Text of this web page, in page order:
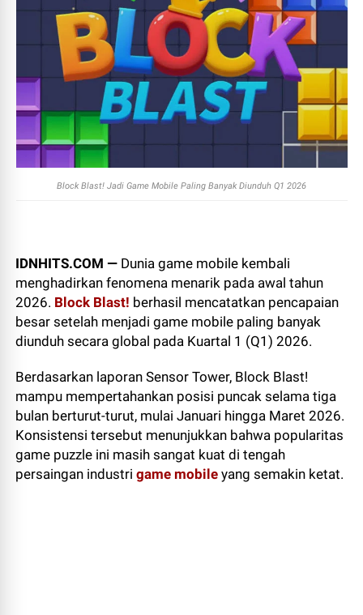
Block Blast! Jadi Game Mobile Paling Banyak Diunduh Q1 2026
IDNHITS.COM — Dunia game mobile kembali
menghadirkan fenomena menarik pada awal tahun
2026. Block Blast! berhasil mencatatkan pencapaian
besar setelah menjadi game mobile paling banyak
diunduh secara global pada Kuartal 1 (Q1) 2026.
Berdasarkan laporan Sensor Tower, Block Blast!
mampu mempertahankan posisi puncak selama tiga
bulan berturut-turut, mulai Januari hingga Maret 2026.
Konsistensi tersebut menunjukkan bahwa popularitas
game puzzle ini masih sangat kuat di tengah
persaingan industrigame mobile yang semakin ketat.